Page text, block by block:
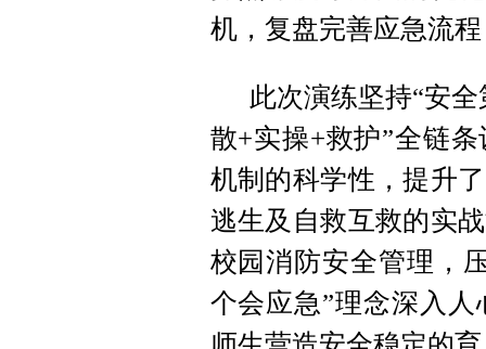
机，复盘完善应急流
此次演练坚持“安
散+实操+救护”全链
机制的科学性，提升
逃生及自救互救的实
校园消防安全管理，
个会应急”理念深入